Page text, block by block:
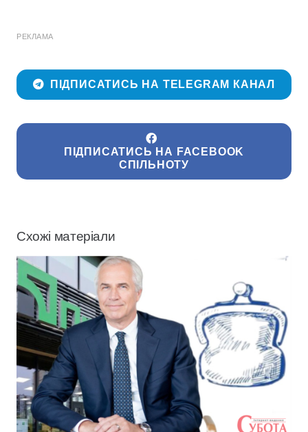
РЕКЛАМА
ПІДПИСАТИСЬ НА TELEGRAM КАНАЛ
ПІДПИСАТИСЬ НА FACEBOOK
СПІЛЬНОТУ
Схожі матеріали